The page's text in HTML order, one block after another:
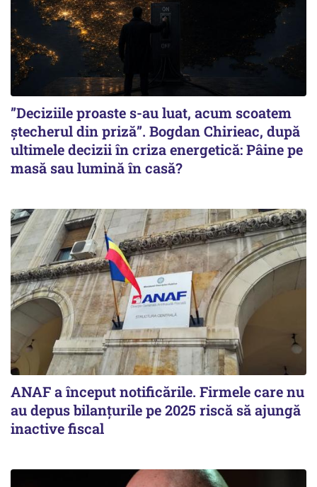
”Deciziile proaste s-au luat, acum scoatem
ștecherul din priză”. Bogdan Chirieac, după
ultimele decizii în criza energetică: Pâine pe
masă sau lumină în casă?
ANAF a început notificările. Firmele care nu
au depus bilanțurile pe 2025 riscă să ajungă
inactive fiscal